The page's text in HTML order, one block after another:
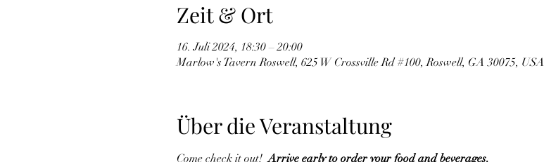
Zeit & Ort
16. Juli 2024, 18:30 – 20:00
Marlow's Tavern Roswell, 625 W Crossville Rd #100, Roswell, GA 30075, USA
Über die Veranstaltung
Come check it out! Arrive early to order your food and beverages.